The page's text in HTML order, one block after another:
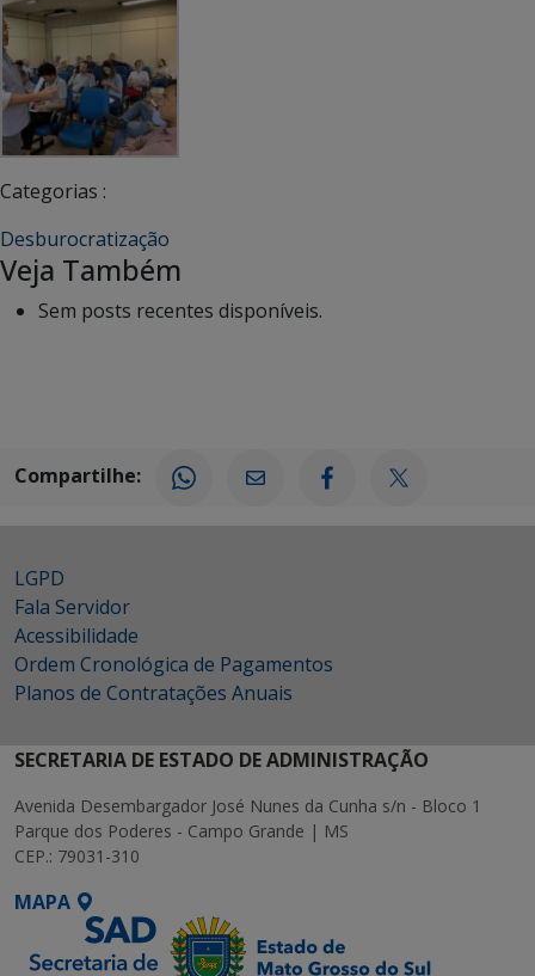
Categorias :
Desburocratização
Veja Também
Sem posts recentes disponíveis.
Compartilhe:
LGPD
Fala Servidor
Acessibilidade
Ordem Cronológica de Pagamentos
Planos de Contratações Anuais
SECRETARIA DE ESTADO DE ADMINISTRAÇÃO
Avenida Desembargador José Nunes da Cunha s/n - Bloco 1
Parque dos Poderes - Campo Grande | MS
CEP.: 79031-310
MAPA